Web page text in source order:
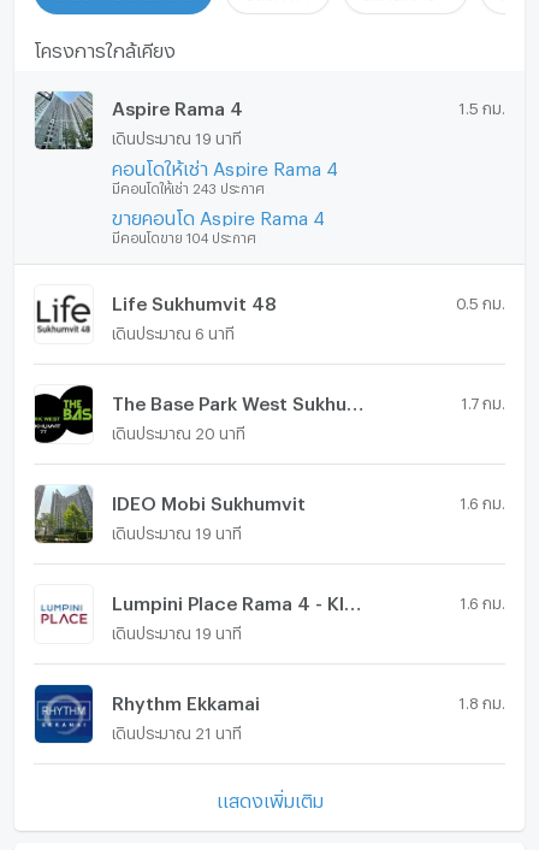
โครงการใกล้เคียง
Aspire Rama 4 1.5 กม.
เดินประมาณ 19 นาที
คอนโดให้เช่า Aspire Rama 4
มีคอนโดให้เช่า 243 ประกาศ
ขายคอนโด Aspire Rama 4
มีคอนโดขาย 104 ประกาศ
Life Sukhumvit 48 0.5 กม.
เดินประมาณ 6 นาที
1.7 กม.
เดินประมาณ 20 นาที
IDEO Mobi Sukhumvit 1.6 กม.
เดินประมาณ 19 นาที
1.6 กม.
เดินประมาณ 19 นาที
Rhythm Ekkamai 1.8 กม.
เดินประมาณ 21 นาที
แสดงเพิ่มเติม